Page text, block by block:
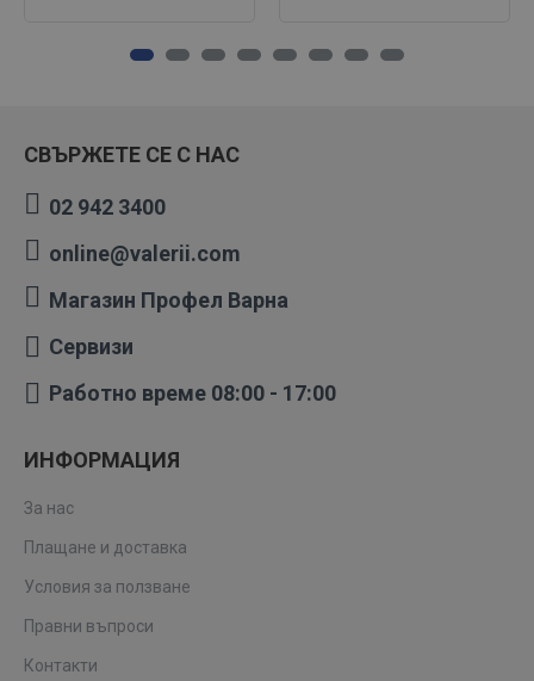
СВЪРЖЕТЕ СЕ С НАС
02 942 3400
online@valerii.com
Магазин Профел Варна
Сервизи
Работно време 08:00 - 17:00
ИНФОРМАЦИЯ
За нас
Плащане и доставка
Условия за ползване
Правни въпроси
Контакти